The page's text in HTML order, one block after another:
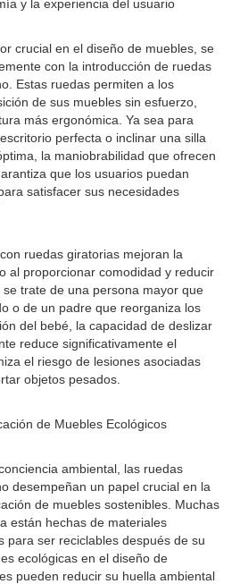
y la experiencia del usuario
crucial en el diseño de muebles, se
con la introducción de ruedas
Estas ruedas permiten a los
de sus muebles sin esfuerzo,
más ergonómica. Ya sea para
perfecta o inclinar una silla
la maniobrabilidad que ofrecen
que los usuarios puedan
satisfacer sus necesidades
ruedas giratorias mejoran la
al proporcionar comodidad y reducir
se trate de una persona mayor que
o de un padre que reorganiza los
del bebé, la capacidad de deslizar
reduce significativamente el
el riesgo de lesiones asociadas
objetos pesados.
de Muebles Ecológicos
ambiental, las ruedas
desempeñan un papel crucial en la
de muebles sostenibles. Muchas
están hechas de materiales
para ser reciclables después de su
ecológicas en el diseño de
pueden reducir su huella ambiental